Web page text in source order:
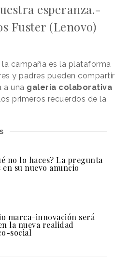
esperanza.-
Fuster (Lenovo)
campaña es la plataforma
y padres pueden compartir
a una galería colaborativa
primeros recuerdos de la
no lo haces? La pregunta
su nuevo anuncio
marca-innovación será
la nueva realidad
social